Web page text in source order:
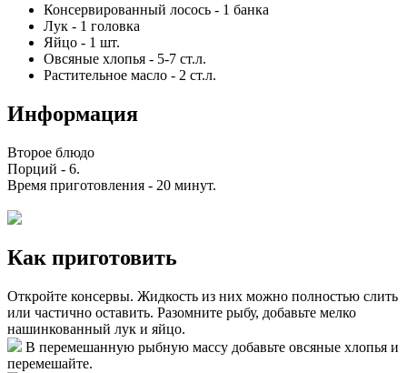
Консервированный лосось - 1 банка
Лук - 1 головка
Яйцо - 1 шт.
Овсяные хлопья - 5-7 ст.л.
Растительное масло - 2 ст.л.
Информация
Второе блюдо
Порций - 6.
Время приготовления - 20 минут.
Как приготовить
Откройте консервы. Жидкость из них можно полностью слить
или частично оставить. Разомните рыбу, добавьте мелко
нашинкованный лук и яйцо.
В перемешанную рыбную массу добавьте овсяные хлопья и
перемешайте.